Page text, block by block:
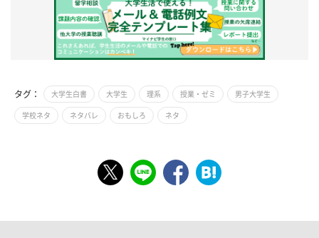
タグ： 大学生白書 大学生 理系 授業・ゼミ 男子大学生
学校ネタ ネタバレ おもしろ ネタ